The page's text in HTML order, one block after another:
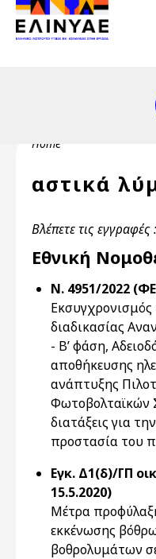
Skip to main content
Header Top 2
Header Top
Breadcrumb
Home
αστικά
Βλέπετε τις
Εθνική
Ν. 4951/2022
Εκσυγχρονισμός
διαδικασίας
- Β’ φάση,
αποθήκευσης
ανάπτυξης
Φωτοβολταϊκών
διατάξεις για
προστασία του
Εγκ. Δ1(δ)/ΓΠ
15.5.2020)
Μέτρα
εκκένωσης
βοθρολυμάτων